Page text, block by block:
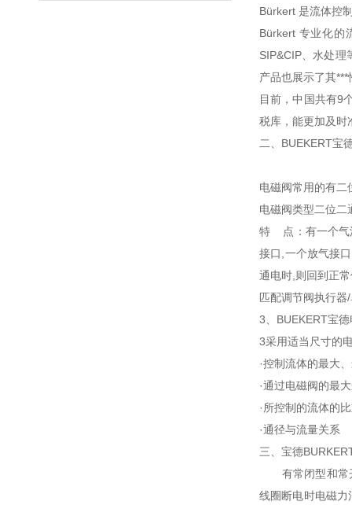
Bürkert 是流体控
Bürkert 专业化的
SIP&CIP、水处
产品也展示了其
目前，中国共有9
税库，能更加及时
二、BUEKERT宝
电磁阀常用的有二
电磁阀类型二位二
特 点：有一个气
接口,一个放气接
通电时,则回到正
匹配调节阀执行
3、BUEKERT宝
3采用适当尺寸的
·控制流体的最大
·通过电磁阀的最
·所控制的流体的
·通径与流量关系
三、宝德
有常闭型和常开
线圈断电时电磁